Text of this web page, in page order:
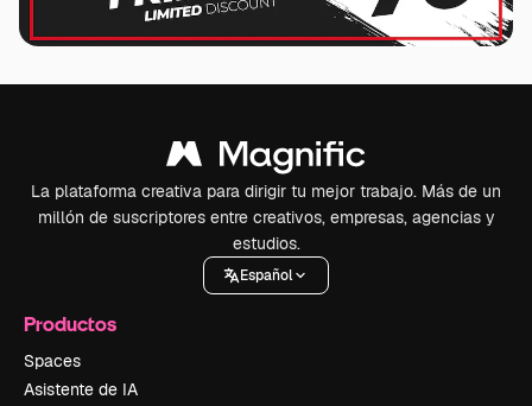
La plataforma creativa para dirigir tu mejor trabajo. Más de un
millón de suscriptores entre creativos, empresas, agencias y
estudios.
Español
Productos
Spaces
Asistente de IA